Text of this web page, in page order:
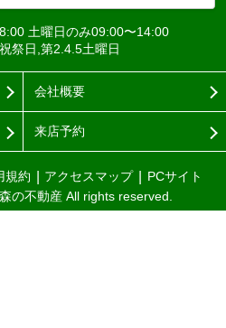
土曜日のみ09:00〜14:00
祭日,第2.4.5土曜日
会社概要
来店予約
規約 アクセスマップ
PCサイト
の不動産 All rights reserved.